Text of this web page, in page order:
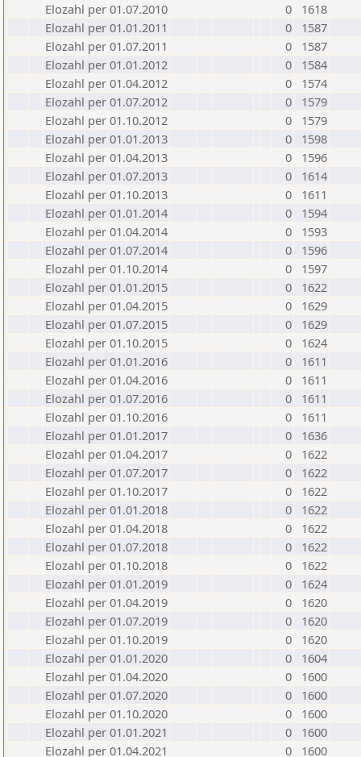
Elozahl per 01.07.2010
0
1618
Elozahl per 01.01.2011
0
1587
Elozahl per 01.07.2011
0
1587
Elozahl per 01.01.2012
0
1584
Elozahl per 01.04.2012
0
1574
Elozahl per 01.07.2012
0
1579
Elozahl per 01.10.2012
0
1579
Elozahl per 01.01.2013
0
1598
Elozahl per 01.04.2013
0
1596
Elozahl per 01.07.2013
0
1614
Elozahl per 01.10.2013
0
1611
Elozahl per 01.01.2014
0
1594
Elozahl per 01.04.2014
0
1593
Elozahl per 01.07.2014
0
1596
Elozahl per 01.10.2014
0
1597
Elozahl per 01.01.2015
0
1622
Elozahl per 01.04.2015
0
1629
Elozahl per 01.07.2015
0
1629
Elozahl per 01.10.2015
0
1624
Elozahl per 01.01.2016
0
1611
Elozahl per 01.04.2016
0
1611
Elozahl per 01.07.2016
0
1611
Elozahl per 01.10.2016
0
1611
Elozahl per 01.01.2017
0
1636
Elozahl per 01.04.2017
0
1622
Elozahl per 01.07.2017
0
1622
Elozahl per 01.10.2017
0
1622
Elozahl per 01.01.2018
0
1622
Elozahl per 01.04.2018
0
1622
Elozahl per 01.07.2018
0
1622
Elozahl per 01.10.2018
0
1622
Elozahl per 01.01.2019
0
1624
Elozahl per 01.04.2019
0
1620
Elozahl per 01.07.2019
0
1620
Elozahl per 01.10.2019
0
1620
Elozahl per 01.01.2020
0
1604
Elozahl per 01.04.2020
0
1600
Elozahl per 01.07.2020
0
1600
Elozahl per 01.10.2020
0
1600
Elozahl per 01.01.2021
0
1600
Elozahl per 01.04.2021
0
1600